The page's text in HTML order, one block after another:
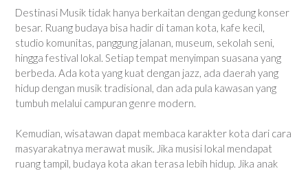
Destinasi Musik tidak hanya berkaitan dengan gedung konser
besar. Ruang budaya bisa hadir di taman kota, kafe kecil,
studio komunitas, panggung jalanan, museum, sekolah seni,
hingga festival lokal. Setiap tempat menyimpan suasana yang
berbeda. Ada kota yang kuat dengan jazz, ada daerah yang
hidup dengan musik tradisional, dan ada pula kawasan yang
tumbuh melalui campuran genre modern.
Kemudian, wisatawan dapat membaca karakter kota dari cara
masyarakatnya merawat musik. Jika musisi lokal mendapat
ruang tampil, budaya kota akan terasa lebih hidup. Jika anak